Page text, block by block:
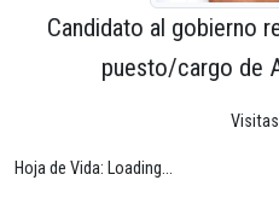
Candidato al gobierno
puesto/cargo de
Hoja de Vida: Loading...